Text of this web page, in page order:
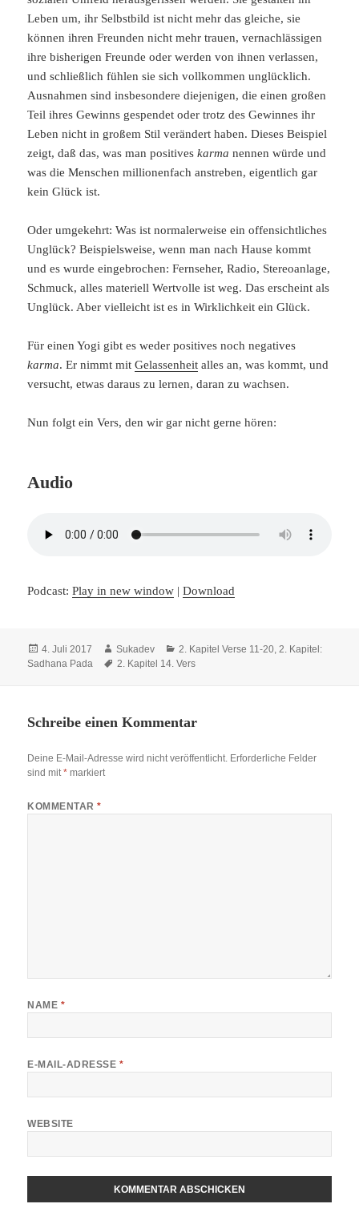
Leben um, ihr Selbstbild ist nicht mehr das gleiche, sie
können ihren Freunden nicht mehr trauen, vernachlässigen
ihre bisherigen Freunde oder werden von ihnen verlassen,
und schließlich fühlen sie sich vollkommen unglücklich.
Ausnahmen sind insbesondere diejenigen, die einen großen
Teil ihres Gewinns gespendet oder trotz des Gewinnes ihr
Leben nicht in großem Stil verändert haben. Dieses Beispiel
zeigt, daß das, was man positiveskarma nennen würde und
was die Menschen millionenfach anstreben, eigentlich gar
kein Glück ist.
Oder umgekehrt: Was ist normalerweise ein offensichtliches
Unglück? Beispielsweise, wenn man nach Hause kommt
und es wurde eingebrochen: Fernseher, Radio, Stereoanlage,
Schmuck, alles materiell Wertvolle ist weg. Das erscheint als
Unglück. Aber vielleicht ist es in Wirklichkeit ein Glück.
Für einen Yogi gibt es weder positives noch negatives
karma. Er nimmt mitGelassenheit alles an, was kommt, und
versucht, etwas daraus zu lernen, daran zu wachsen.
Nun folgt ein Vers, den wir gar nicht gerne hören:
Audio
Podcast:Play in new window |Download
Veröffentlicht
am
4. Juli 2017 Autor
Sukadev Kategorien
2. Kapitel Verse 11-20,2. Kapitel:
Sadhana Pada
Schlagwörter
2. Kapitel 14. Vers
Schreibe einen Kommentar
Deine E-Mail-Adresse wird nicht veröffentlicht. Erforderliche Felder
sind mit* markiert
KOMMENTAR*
NAME *
E-MAIL-ADRESSE *
WEBSITE